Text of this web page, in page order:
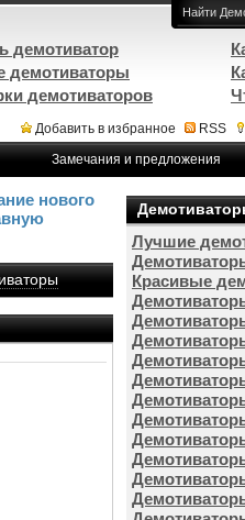
Добавить в избранное RSS
Замечания и предложения
нового
Лучшие
Красивые
демотиватор
демотиваторы
демотиваторов